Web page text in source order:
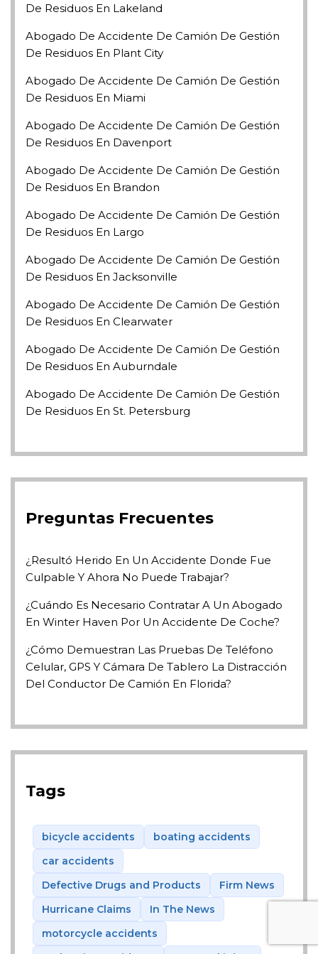
De Residuos En Lakeland
Abogado De Accidente De Camión De Gestión
De Residuos En Plant City
Abogado De Accidente De Camión De Gestión
De Residuos En Miami
Abogado De Accidente De Camión De Gestión
De Residuos En Davenport
Abogado De Accidente De Camión De Gestión
De Residuos En Brandon
Abogado De Accidente De Camión De Gestión
De Residuos En Largo
Abogado De Accidente De Camión De Gestión
De Residuos En Jacksonville
Abogado De Accidente De Camión De Gestión
De Residuos En Clearwater
Abogado De Accidente De Camión De Gestión
De Residuos En Auburndale
Abogado De Accidente De Camión De Gestión
De Residuos En St. Petersburg
Preguntas Frecuentes
¿Resultó Herido En Un Accidente Donde Fue
Culpable Y Ahora No Puede Trabajar?
¿Cuándo Es Necesario Contratar A Un Abogado
En Winter Haven Por Un Accidente De Coche?
¿Cómo Demuestran Las Pruebas De Teléfono
Celular, GPS Y Cámara De Tablero La Distracción
Del Conductor De Camión En Florida?
Tags
bicycle accidents
boating accidents
car accidents
Defective Drugs and Products
Firm News
Hurricane Claims
In The News
motorcycle accidents